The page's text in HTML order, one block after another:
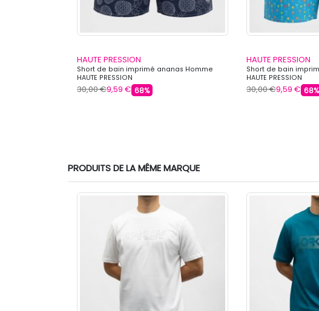
HAUTE PRESSION
Short de bain imprimé ananas Homme
HAUTE PRESSION
30,00 €9,59 € 68%
HAUTE PRESSION
Short de bain
HAUTE PRESSION
30,00 €9,59 € 68%
PRODUITS DE LA MÊME MARQUE